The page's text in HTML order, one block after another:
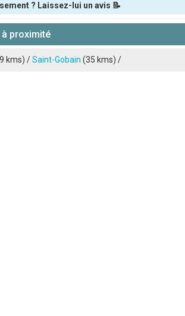
? Laissez-lui un avis 📝
proximité
kms) /Saint-Gobain (35 kms) /